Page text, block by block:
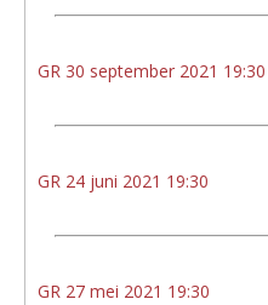
GR 30 september 2021 19:30
GR 24 juni 2021 19:30
GR 27 mei 2021 19:30